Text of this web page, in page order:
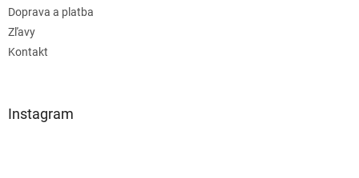
Doprava a platba
Zľavy
Kontakt
Instagram